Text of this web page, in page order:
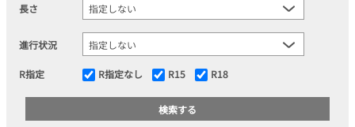
長さ
進行状況
R指定 R指定なし R15 R18